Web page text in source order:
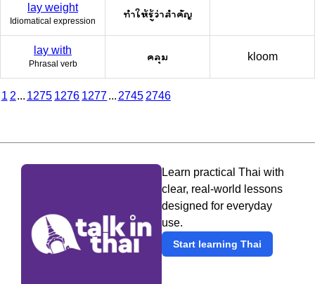
lay weight
Idiomatical expression
ทำให้รู้ว่าสำคัญ
lay with
Phrasal verb
คลุม kloom
1 2... 1275 1276 1277... 2745 2746
Learn practical Thai with
clear, real-world lessons
designed for everyday
use.
Start learning Thai